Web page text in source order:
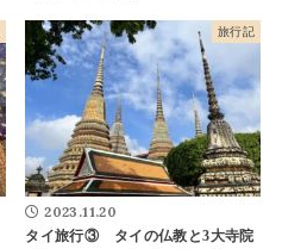
旅行記
2023.11.20
タイ旅行③ タイの仏教と3大寺院